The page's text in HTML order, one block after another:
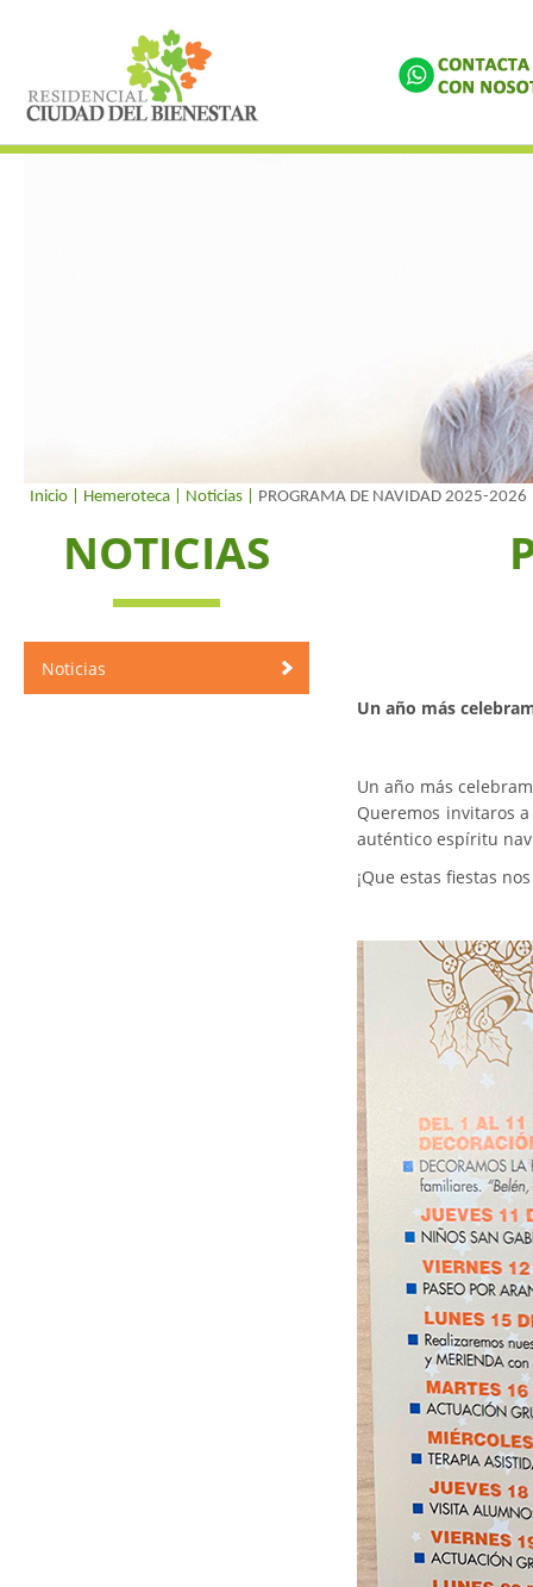
Inicio | Hemeroteca | Noticias PROGRAMA DE NAVIDAD 2025-2026
NOTICIAS
Noticias
Un año más
Un año más
Queremos invitaros
auténtico espíritu
¡Que estas fiestas